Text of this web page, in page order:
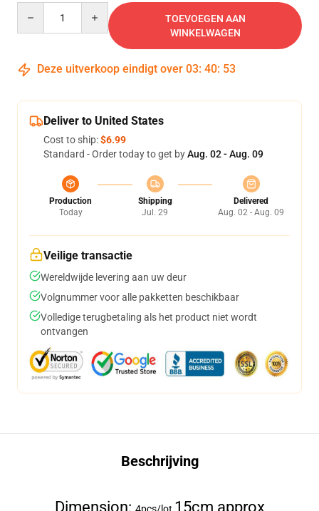
TOEVOEGEN AAN
WINKELWAGEN
Deze uitverkoop eindigt over 03: 40: 53
Deliver to United States
Cost to ship:$6.99
Standard - Order today to get byAug. 02 - Aug. 09
Production
Today
Shipping
Jul. 29
Delivered
Aug. 02 - Aug. 09
Veilige transactie
Wereldwijde levering aan uw deur
Volgnummer voor alle pakketten beschikbaar
Volledige terugbetaling als het product niet wordt
ontvangen
Beschrijving
Dimension:
15cm approx